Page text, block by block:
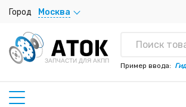
Город Москва
ЗАПЧАСТИ ДЛЯ АКПП
Пример ввода: